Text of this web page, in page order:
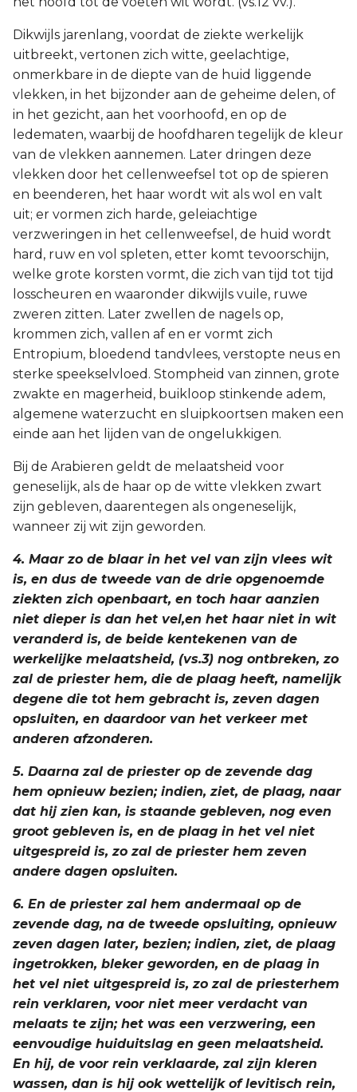
Dikwijls jarenlang, voordat de ziekte werkelijk
uitbreekt, vertonen zich witte, geelachtige,
onmerkbare in de diepte van de huid liggende
vlekken, in het bijzonder aan de geheime delen, of
in het gezicht, aan het voorhoofd, en op de
ledematen, waarbij de hoofdharen tegelijk de kleur
van de vlekken aannemen. Later dringen deze
vlekken door het cellenweefsel tot op de spieren
en beenderen, het haar wordt wit als wol en valt
uit; er vormen zich harde, geleiachtige
verzweringen in het cellenweefsel, de huid wordt
hard, ruw en vol spleten, etter komt tevoorschijn,
welke grote korsten vormt, die zich van tijd tot tijd
losscheuren en waaronder dikwijls vuile, ruwe
zweren zitten. Later zwellen de nagels op,
krommen zich, vallen af en er vormt zich
Entropium, bloedend tandvlees, verstopte neus en
sterke speekselvloed. Stompheid van zinnen, grote
zwakte en magerheid, buikloop stinkende adem,
algemene waterzucht en sluipkoortsen maken een
einde aan het lijden van de ongelukkigen.
Bij de Arabieren geldt de melaatsheid voor
geneselijk, als de haar op de witte vlekken zwart
zijn gebleven, daarentegen als ongeneselijk,
wanneer zij wit zijn geworden.
4. Maar zo de blaar in het vel van zijn vlees wit
is, en dus de tweede van de drie opgenoemde
ziekten zich openbaart, en toch haar aanzien
niet dieper is dan het vel,en het haar niet in wit
veranderd is, de beide kentekenen van de
werkelijke melaatsheid, (vs.3) nog ontbreken, zo
zal de priester hem, die de plaag heeft, namelijk
degene die tot hem gebracht is, zeven dagen
opsluiten, en daardoor van het verkeer met
anderen afzonderen.
5. Daarna zal de priester op de zevende dag
hem opnieuw bezien; indien, ziet, de plaag, naar
dat hij zien kan, is staande gebleven, nog even
groot gebleven is, en de plaag in het vel niet
uitgespreid is, zo zal de priester hem zeven
andere dagen opsluiten.
6. En de priester zal hem andermaal op de
zevende dag, na de tweede opsluiting, opnieuw
zeven dagen later, bezien; indien, ziet, de plaag
ingetrokken, bleker geworden, en de plaag in
het vel niet uitgespreid is, zo zal de priesterhem
rein verklaren, voor niet meer verdacht van
melaats te zijn; het was een verzwering, een
eenvoudige huiduitslag en geen melaatsheid.
En hij, de voor rein verklaarde, zal zijn kleren
wassen, dan is hij ook wettelijk of levitisch rein,